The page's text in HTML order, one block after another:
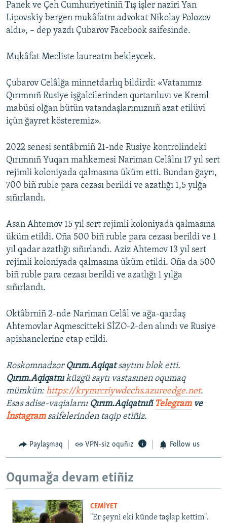
Panek ve Çeh Cumhuriyetiniñ Tış işler naziri Yan
Lipovskiy bergen mukâfatnı advokat Nikolay Polozov
aldı», – dep yazdı Çubarov Facebook saifesinde.
Mukâfat Mecliste laureatnı bekleycek.
Çubarov Celâlğa minnetdarlıq bildirdi: «Vatanımız
Qırımnıñ Rusiye işğalcilerinden qurtarıluvı ve Kreml
mabüsi olğan bütün vatandaşlarımıznıñ azat etilüvi
içün ğayret kösteremiz».
2022 senesi sentâbrniñ 21-nde Rusiye kontrolindeki
Qırımnıñ Yuqarı mahkemesi Nariman Celâlnı 17 yıl sert
rejimli koloniyada qalmasına üküm etti. Bundan ğayrı,
700 biñ ruble para cezası berildi ve azatlığı 1,5 yılğa
sıñırlandı.
Asan Ahtemov 15 yıl sert rejimli koloniyada qalmasına
üküm etildi. Oña 500 biñ ruble para cezası berildi ve 1
yıl qadar azatlığı sıñırlandı. Aziz Ahtemov 13 yıl sert
rejimli koloniyada qalmasına üküm etildi. Oña da 500
biñ ruble para cezası berildi ve azatlığı 1 yılğa
sıñırlandı.
Oktâbrniñ 2-nde Nariman Celâl ve ağa-qardaş
Ahtemovlar Aqmescitteki SİZO-2-den alındı ve Rusiye
apishanelerine etap etildi.
Roskomnadzor Qırım.Aqiqatsaytını blok etti.
Qırım.Aqiqatnıküzgü saytı vastasınen oqumaq
mümkün:https://krymrcriywdcchs.azureedge.net.
Esas adise-vaqialarnı Qırım.Aqiqatnıñ Telegramve
İnstagram saifelerinden taqip etiñiz.
Paylaşmaq VPN-siz oquñız Follow us
Oqumağa devam etiñiz
CEMİYET
"Er şeyni eki künde taşlap kettim".